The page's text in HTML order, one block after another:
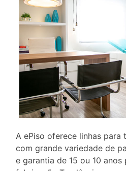
A ePiso oferece linhas
com grande variedade de
e garantia de 15 ou 10